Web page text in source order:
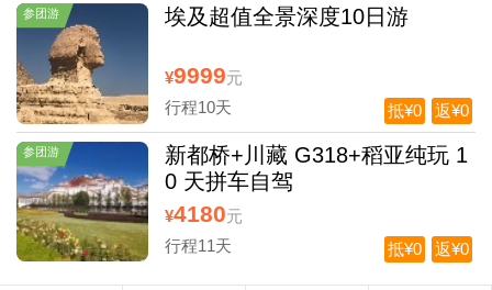
参团游 埃及超值全景深度10日游
¥9999元
行程10天
返¥0
抵¥0
参团游
新都桥+川藏 G318+稻亚纯玩 1
0 天拼车自驾
¥4180元
行程11天
返¥0
抵¥0